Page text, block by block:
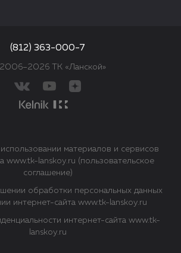
ТК «Ланской»
(812) 363-000-7
обработки персональных данных
интернет-сайта www.tk-lanskoy.ru
материалов и сервисов
www.tk-lanskoy.ru (пользовательское
соглашение)
интернет-сайта www.tk-
lanskoy.ru